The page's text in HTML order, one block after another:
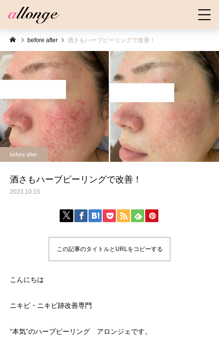
before after 酒さもハーブピーリングで改善！
before after
酒さもハーブピーリングで改善！
2023.10.15
この記事のタイトルとURLをコピーする
こんにちは
ニキビ・ニキビ跡改善専門
“本気”のハーブピーリング アロンジェです。